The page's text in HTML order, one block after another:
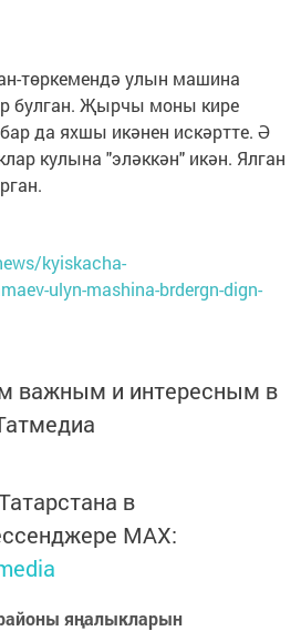
төркемендә улын машина
булган. Җырчы моны кире
да яхшы икәнен искәртте. Ә
кулына "эләккән" икән. Ялган
kyiskacha-
ulyn-mashina-brdergn-dign-
важным и интересным в
в
MАХ:
яңалыкларын